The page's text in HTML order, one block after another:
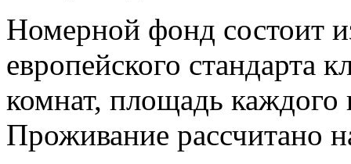
Номерной фонд состоит
европейского стандарта
комнат, площадь каждого
Проживание рассчитано